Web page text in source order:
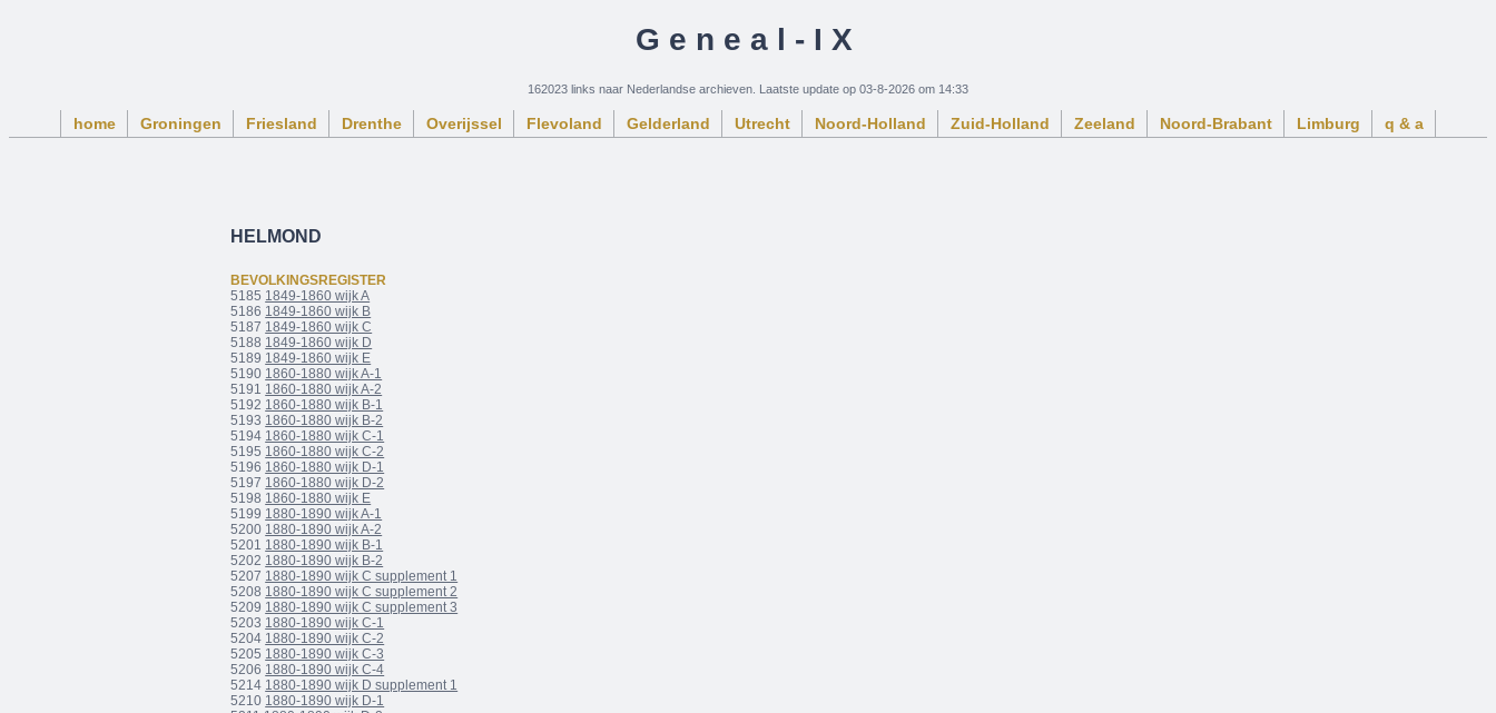
Geneal-IX
162023 links naar Nederlandse archieven. Laatste update op 03-8-2026 om 14:33
home Groningen Friesland Drenthe Overijssel Flevoland Gelderland Utrecht Noord-Holland Zuid-Holland Zeeland Noord-Brabant Limburg q & a
HELMOND
BEVOLKINGSREGISTER
5185 1849-1860 wijk A
5186 1849-1860 wijk B
5187 1849-1860 wijk C
5188 1849-1860 wijk D
5189 1849-1860 wijk E
5190 1860-1880 wijk A-1
5191 1860-1880 wijk A-2
5192 1860-1880 wijk B-1
5193 1860-1880 wijk B-2
5194 1860-1880 wijk C-1
5195 1860-1880 wijk C-2
5196 1860-1880 wijk D-1
5197 1860-1880 wijk D-2
5198 1860-1880 wijk E
5199 1880-1890 wijk A-1
5200 1880-1890 wijk A-2
5201 1880-1890 wijk B-1
5202 1880-1890 wijk B-2
5207 1880-1890 wijk C supplement 1
5208 1880-1890 wijk C supplement 2
5209 1880-1890 wijk C supplement 3
5203 1880-1890 wijk C-1
5204 1880-1890 wijk C-2
5205 1880-1890 wijk C-3
5206 1880-1890 wijk C-4
5214 1880-1890 wijk D supplement 1
5210 1880-1890 wijk D-1